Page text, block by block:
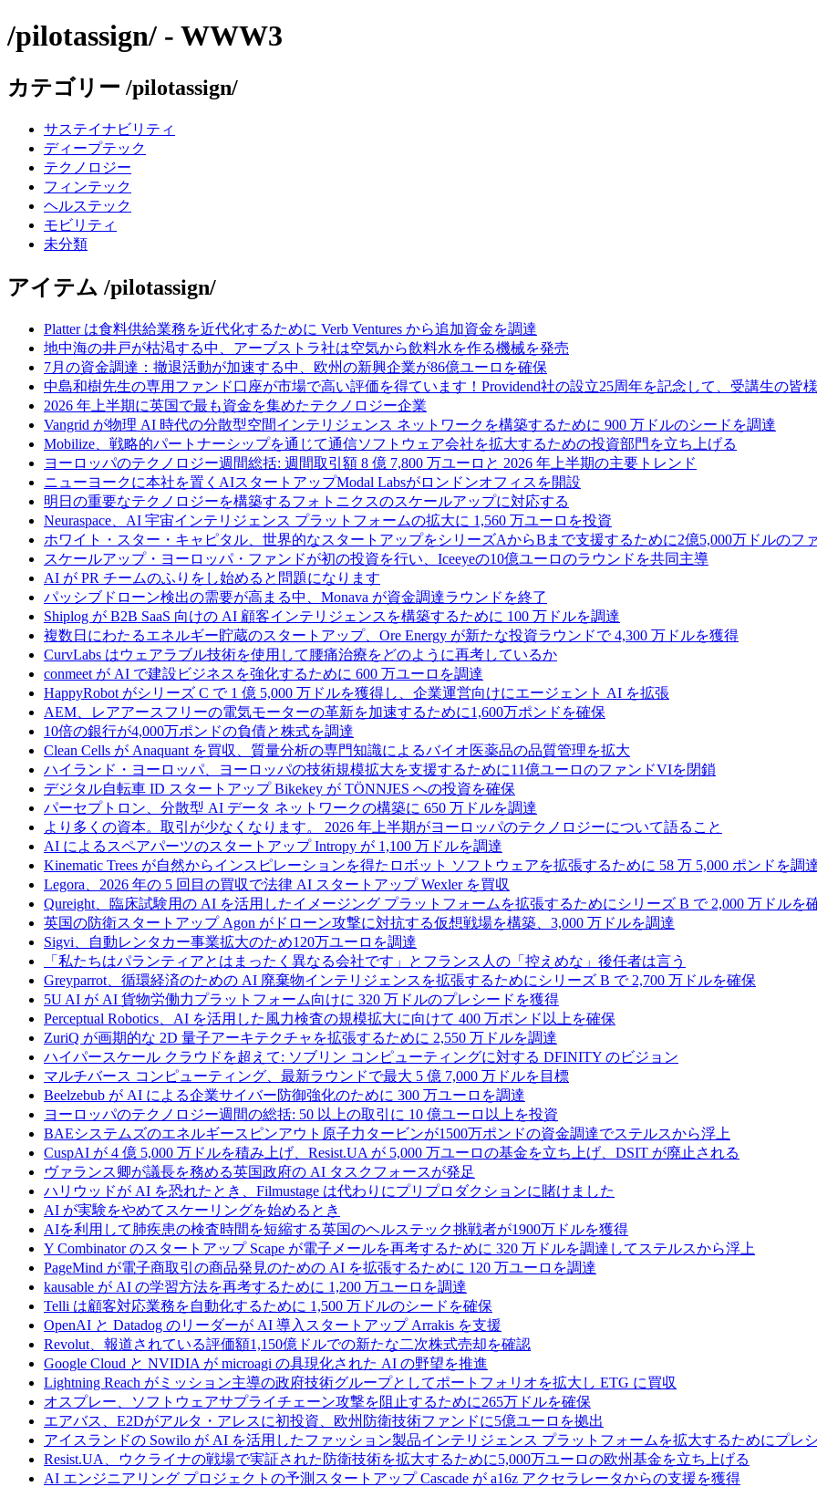
/pilotassign/ - WWW3
カテゴリー /pilotassign/
サステイナビリティ
ディープテック
テクノロジー
フィンテック
ヘルステック
モビリティ
未分類
アイテム /pilotassign/
Platter は食料供給業務を近代化するために Verb Ventures から追加資金を調達
地中海の井戸が枯渇する中、アーブストラ社は空気から飲料水を作る機械を発売
7月の資金調達：撤退活動が加速する中、欧州の新興企業が86億ユーロを確保
中島和樹先生の専用ファンド口座が市場で高い評価を得ています！Providend社の設立25周年を記念して、受講生の皆
2026 年上半期に英国で最も資金を集めたテクノロジー企業
Vangrid が物理 AI 時代の分散型空間インテリジェンス ネットワークを構築するために 900 万ドルのシードを調達
Mobilize、戦略的パートナーシップを通じて通信ソフトウェア会社を拡大するための投資部門を立ち上げる
ヨーロッパのテクノロジー週間総括: 週間取引額 8 億 7,800 万ユーロと 2026 年上半期の主要トレンド
ニューヨークに本社を置くAIスタートアップModal Labsがロンドンオフィスを開設
明日の重要なテクノロジーを構築するフォトニクスのスケールアップに対応する
Neuraspace、AI 宇宙インテリジェンス プラットフォームの拡大に 1,560 万ユーロを投資
ホワイト・スター・キャピタル、世界的なスタートアップをシリーズAからBまで支援するために2億5,000万ドルのフ
スケールアップ・ヨーロッパ・ファンドが初の投資を行い、Iceeyeの10億ユーロのラウンドを共同主導
AI が PR チームのふりをし始めると問題になります
パッシブドローン検出の需要が高まる中、Monava が資金調達ラウンドを終了
Shiplog が B2B SaaS 向けの AI 顧客インテリジェンスを構築するために 100 万ドルを調達
複数日にわたるエネルギー貯蔵のスタートアップ、Ore Energy が新たな投資ラウンドで 4,300 万ドルを獲得
CurvLabs はウェアラブル技術を使用して腰痛治療をどのように再考しているか
conmeet が AI で建設ビジネスを強化するために 600 万ユーロを調達
HappyRobot がシリーズ C で 1 億 5,000 万ドルを獲得し、企業運営向けにエージェント AI を拡張
AEM、レアアースフリーの電気モーターの革新を加速するために1,600万ポンドを確保
10倍の銀行が4,000万ポンドの負債と株式を調達
Clean Cells が Anaquant を買収、質量分析の専門知識によるバイオ医薬品の品質管理を拡大
ハイランド・ヨーロッパ、ヨーロッパの技術規模拡大を支援するために11億ユーロのファンドVIを閉鎖
デジタル自転車 ID スタートアップ Bikekey が TÖNNJES への投資を確保
パーセプトロン、分散型 AI データ ネットワークの構築に 650 万ドルを調達
より多くの資本。取引が少なくなります。 2026 年上半期がヨーロッパのテクノロジーについて語ること
AI によるスペアパーツのスタートアップ Intropy が 1,100 万ドルを調達
Kinematic Trees が自然からインスピレーションを得たロボット ソフトウェアを拡張するために 58 万 5,000 ポンドを調
Legora、2026 年の 5 回目の買収で法律 AI スタートアップ Wexler を買収
Qureight、臨床試験用の AI を活用したイメージング プラットフォームを拡張するためにシリーズ B で 2,000 万ドルを
英国の防衛スタートアップ Agon がドローン攻撃に対抗する仮想戦場を構築、3,000 万ドルを調達
Sigvi、自動レンタカー事業拡大のため120万ユーロを調達
「私たちはパランティアとはまったく異なる会社です」とフランス人の「控えめな」後任者は言う
Greyparrot、循環経済のための AI 廃棄物インテリジェンスを拡張するためにシリーズ B で 2,700 万ドルを確保
5U AI が AI 貨物労働力プラットフォーム向けに 320 万ドルのプレシードを獲得
Perceptual Robotics、AI を活用した風力検査の規模拡大に向けて 400 万ポンド以上を確保
ZuriQ が画期的な 2D 量子アーキテクチャを拡張するために 2,550 万ドルを調達
ハイパースケール クラウドを超えて: ソブリン コンピューティングに対する DFINITY のビジョン
マルチバース コンピューティング、最新ラウンドで最大 5 億 7,000 万ドルを目標
Beelzebub が AI による企業サイバー防御強化のために 300 万ユーロを調達
ヨーロッパのテクノロジー週間の総括: 50 以上の取引に 10 億ユーロ以上を投資
BAEシステムズのエネルギースピンアウト原子力タービンが1500万ポンドの資金調達でステルスから浮上
CuspAI が 4 億 5,000 万ドルを積み上げ、Resist.UA が 5,000 万ユーロの基金を立ち上げ、DSIT が廃止される
ヴァランス卿が議長を務める英国政府の AI タスクフォースが発足
ハリウッドが AI を恐れたとき、Filmustage は代わりにプリプロダクションに賭けました
AI が実験をやめてスケーリングを始めるとき
AIを利用して肺疾患の検査時間を短縮する英国のヘルステック挑戦者が1900万ドルを獲得
Y Combinator のスタートアップ Scape が電子メールを再考するために 320 万ドルを調達してステルスから浮上
PageMind が電子商取引の商品発見のための AI を拡張するために 120 万ユーロを調達
kausable が AI の学習方法を再考するために 1,200 万ユーロを調達
Telli は顧客対応業務を自動化するために 1,500 万ドルのシードを確保
OpenAI と Datadog のリーダーが AI 導入スタートアップ Arrakis を支援
Revolut、報道されている評価額1,150億ドルでの新たな二次株式売却を確認
Google Cloud と NVIDIA が microagi の具現化された AI の野望を推進
Lightning Reach がミッション主導の政府技術グループとしてポートフォリオを拡大し ETG に買収
オスプレー、ソフトウェアサプライチェーン攻撃を阻止するために265万ドルを確保
エアバス、E2Dがアルタ・アレスに初投資、欧州防衛技術ファンドに5億ユーロを拠出
アイスランドの Sowilo が AI を活用したファッション製品インテリジェンス プラットフォームを拡大するためにプレ
Resist.UA、ウクライナの戦場で実証された防衛技術を拡大するために5,000万ユーロの欧州基金を立ち上げる
AI エンジニアリング プロジェクトの予測スタートアップ Cascade が a16z アクセラレータからの支援を獲得